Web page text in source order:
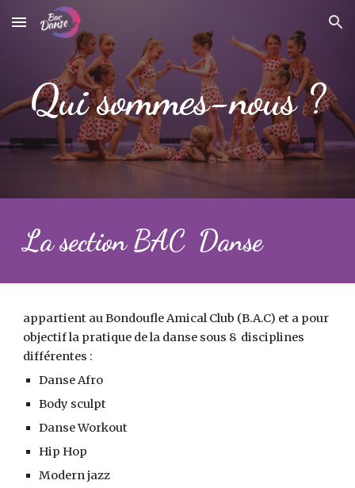
Skip to main content Skip to navigation
Qui sommes-nous ?
La section BAC Danse
appartient au Bondoufle Amical Club (B.A.C) et a pour
objectif la pratique de la danse sous 8 disciplines
différentes :
Danse Afro
Body sculpt
Danse Workout
Hip Hop
Modern jazz